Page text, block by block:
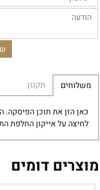
משלוחים תקנון
כאן הזן את תוכן הפיסקה.
לחיצה על אייקון החלפת
מוצרים דומים